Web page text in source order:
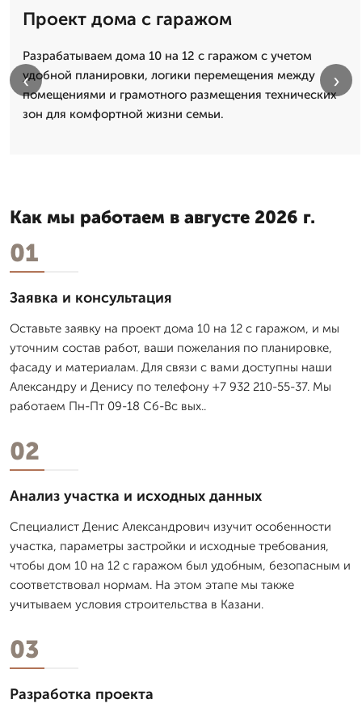
Проект дома с гаражом
Разрабатываем дома 10 на 12 с гаражом с учетом
удобной планировки, логики перемещения между
помещениями и грамотного размещения технических
зон для комфортной жизни семьи.
‹ ›
Как мы работаем в августе 2026 г.
01
Заявка и консультация
Оставьте заявку на проект дома 10 на 12 с гаражом, и мы
уточним состав работ, ваши пожелания по планировке,
фасаду и материалам. Для связи с вами доступны наши
Александру и Денису по телефону +7 932 210-55-37. Мы
работаем Пн-Пт 09-18 Сб-Вс вых..
02
Анализ участка и исходных данных
Специалист Денис Александрович изучит особенности
участка, параметры застройки и исходные требования,
чтобы дом 10 на 12 с гаражом был удобным, безопасным и
соответствовал нормам. На этом этапе мы также
учитываем условия строительства в Казани.
03
Разработка проекта